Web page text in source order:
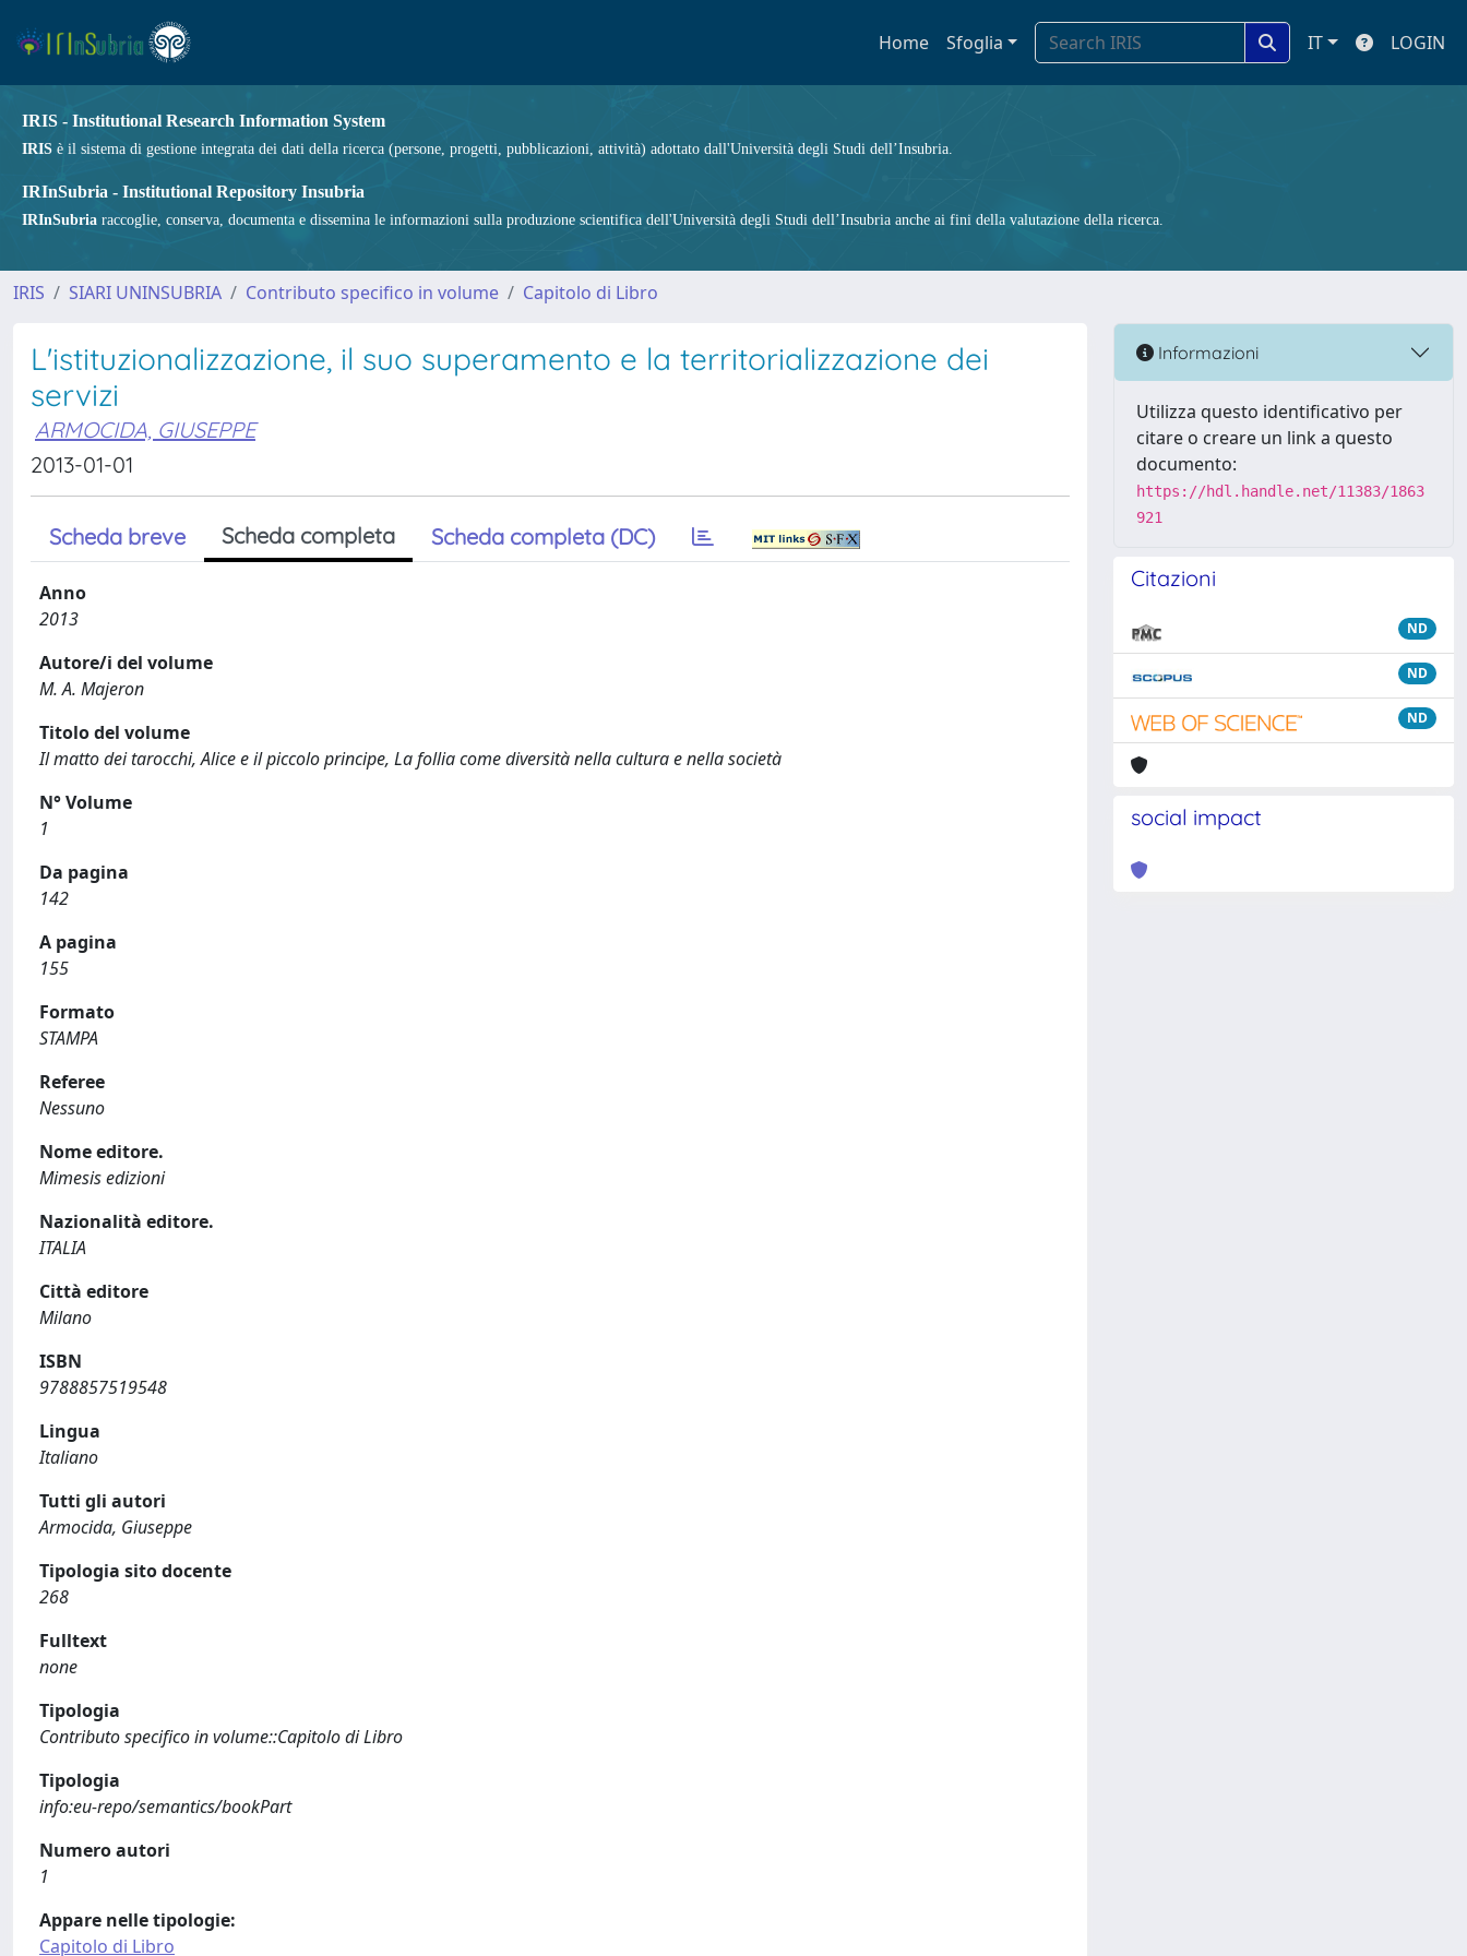
Home Sfoglia IT LOGIN
IRIS - Institutional Research Information System
IRIS è il sistema di gestione integrata dei dati della ricerca (persone, progetti, pubblicazioni, attività) adottato dall'Università degli Studi dell’Insubria.
IRInSubria - Institutional Repository Insubria
IRInSubria raccoglie, conserva, documenta e dissemina le informazioni sulla produzione scientifica dell'Università degli Studi dell’Insubria anche ai fini della valutazione della ricerca.
IRIS SIARI UNINSUBRIA Contributo specifico in volume Capitolo di Libro
L'istituzionalizzazione, il suo superamento e la territorializzazione dei
servizi
ARMOCIDA, GIUSEPPE
2013-01-01
Scheda breve Scheda completa Scheda completa (DC)
Anno
2013
Autore/i del volume
M. A. Majeron
Titolo del volume
Il matto dei tarocchi, Alice e il piccolo principe, La follia come diversità nella cultura e nella società
N° Volume
1
Da pagina
142
A pagina
155
Formato
STAMPA
Referee
Nessuno
Nome editore.
Mimesis edizioni
Nazionalità editore.
ITALIA
Città editore
Milano
ISBN
9788857519548
Lingua
Italiano
Tutti gli autori
Armocida, Giuseppe
Tipologia sito docente
268
Fulltext
none
Tipologia
Contributo specifico in volume::Capitolo di Libro
Tipologia
info:eu-repo/semantics/bookPart
Numero autori
1
Appare nelle tipologie:
Capitolo di Libro
Informazioni
Utilizza questo identificativo per
citare o creare un link a questo
documento:
https://hdl.handle.net/11383/1863
921
Citazioni
ND
ND
ND
social impact